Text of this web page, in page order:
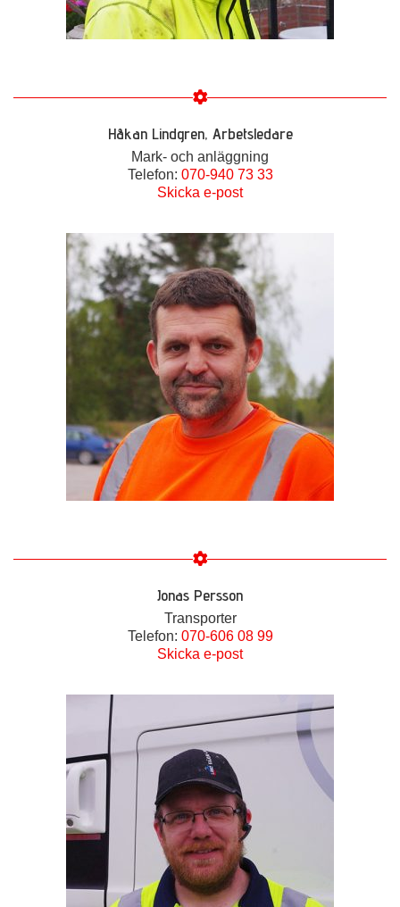
Håkan Lindgren, Arbetsledare
Mark- och anläggning
Telefon: 070-940 73 33
Skicka e-post
Jonas Persson
Transporter
Telefon: 070-606 08 99
Skicka e-post